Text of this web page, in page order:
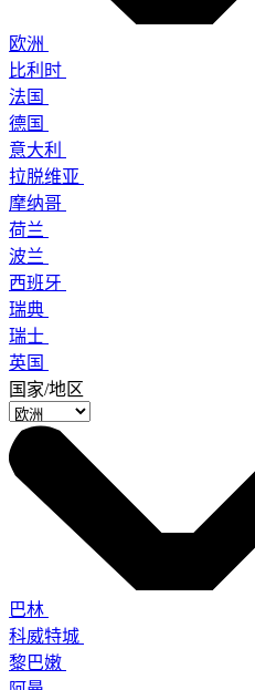
欧洲
比利时
法国
德国
意大利
拉脱维亚
摩纳哥
荷兰
波兰
西班牙
瑞典
瑞士
英国
国家/地区
巴林
科威特城
黎巴嫩